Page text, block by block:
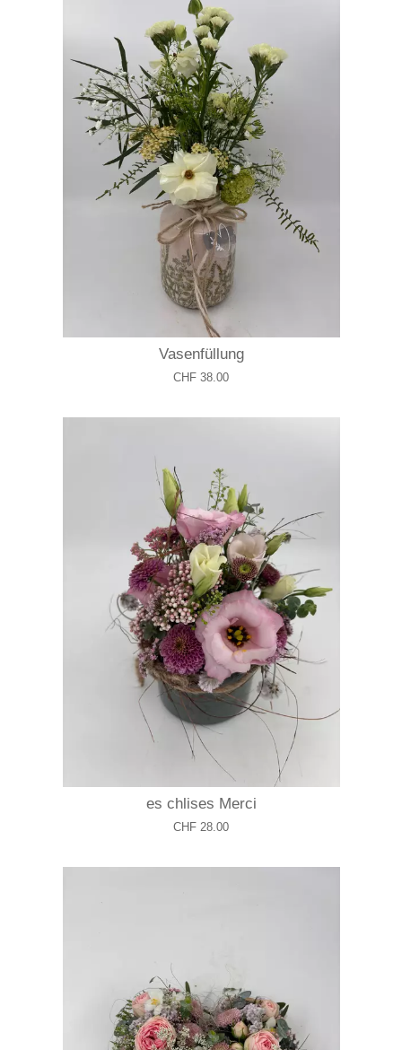
Vasenfüllung
CHF 38.00
es chlises Merci
CHF 28.00